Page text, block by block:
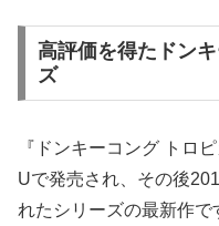
高評価を得たドン
ズ
『ドンキーコング トロ
Uで発売され、その後
れたシリーズの最新作で